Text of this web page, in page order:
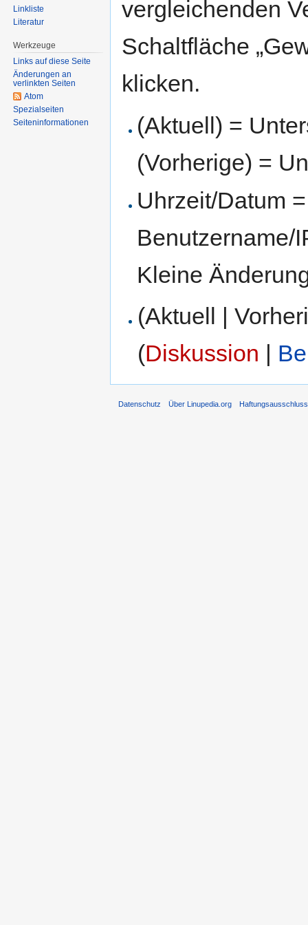
vergleichenden
Schaltfläche
klicken.
(Aktuell) =
(Vorherige) =
Uhrzeit/Datum
Benutzername/
Kleine
(Aktuell |
(Diskussion |
Linkliste
Literatur
Werkzeuge
Links auf diese Seite
Änderungen an
verlinkten Seiten
Atom
Spezialseiten
Seiten­informationen
Datenschutz Über Linupedia.org Haftungsausschluss